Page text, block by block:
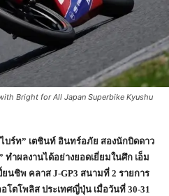
Bright for All Japan Superbike Kyushu
บร์ท” เตชินท์ อินทร์อภัย สองนักบิดดาว
ทำผลงานได้อย่างยอดเยี่ยมในศึก เอ็ม
ยนชิพ คลาส J-GP3 สนามที่ 2 รายการ
โตโพลิส ประเทศญี่ปุ่น เมื่อวันที่ 30-31